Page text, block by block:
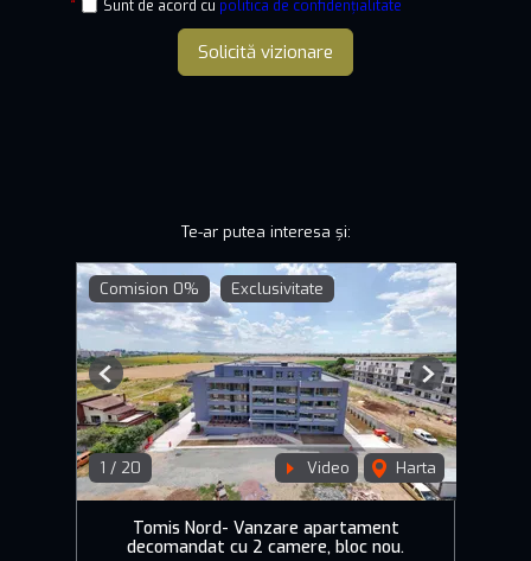
Sunt de acord cu politica de confidențialitate
Solicită vizionare
Te-ar putea interesa și:
Comision 0% Exclusivitate
1 / 20 Video Harta
Previous Next
Tomis Nord- Vanzare apartament
decomandat cu 2 camere, bloc nou.